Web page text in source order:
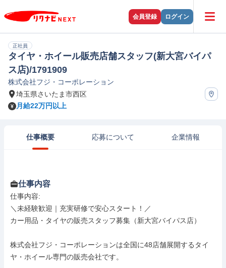
会員登録 ログイン
正社員
タイヤ・ホイール販売店舗スタッフ(新大宮バイパ
ス店)/1791909
株式会社フジ・コーポレーション
埼玉県さいたま市西区
月給22万円以上
仕事概要 応募について 企業情報
仕事内容
仕事内容:
＼未経験歓迎｜充実研修で安心スタート！／
カー用品・タイヤの販売スタッフ募集（新大宮バイパス店）
株式会社フジ・コーポレーションは全国に48店舗展開するタイ
ヤ・ホイール専門の販売会社です。